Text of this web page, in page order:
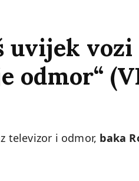
uvijek
odmor“
televizor i odmor, baka